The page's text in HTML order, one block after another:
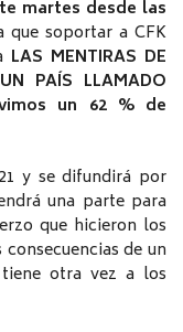
martes desde las
que soportar a CFK
LAS MENTIRAS DE
PAÍS LLAMADO
un 62 % de
y se difundirá por
una parte para
que hicieron los
de un
otra vez a los